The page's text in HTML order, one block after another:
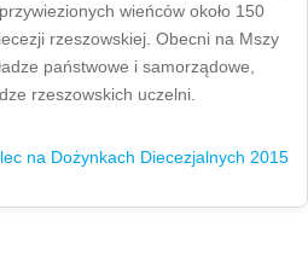
wieńców około 150
rzeszowskiej. Obecni na Mszy
państwowe i samorządowe,
rzeszowskich uczelni.
na Dożynkach Diecezjalnych 2015